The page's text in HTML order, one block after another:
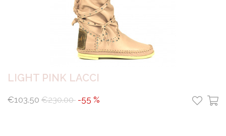
LIGHT PINK LACCI
€103.50 €230.00 -55 %